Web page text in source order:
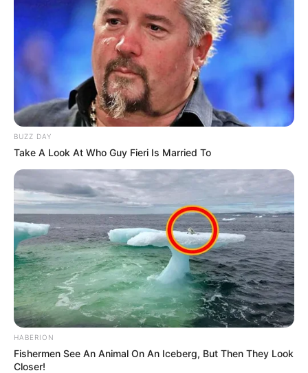
BUZZ DAY
Take A Look At Who Guy Fieri Is Married To
HABERION
Fishermen See An Animal On An Iceberg, But Then They Look
Closer!